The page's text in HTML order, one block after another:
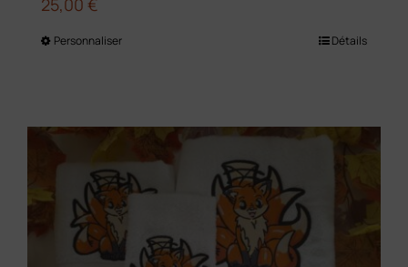
25,00 €
PersonnaliserCe
plusieurs
variations.
Les
options
peuvent
Détails